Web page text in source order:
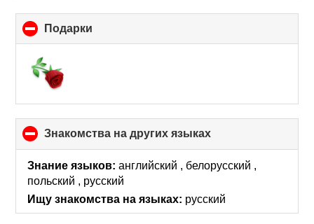
Подарки
to
Знакомства на других языках
to
collapse
contents
Знание языков: английский , белорусский ,
польский , русский
Ищу знакомства на языках: русский